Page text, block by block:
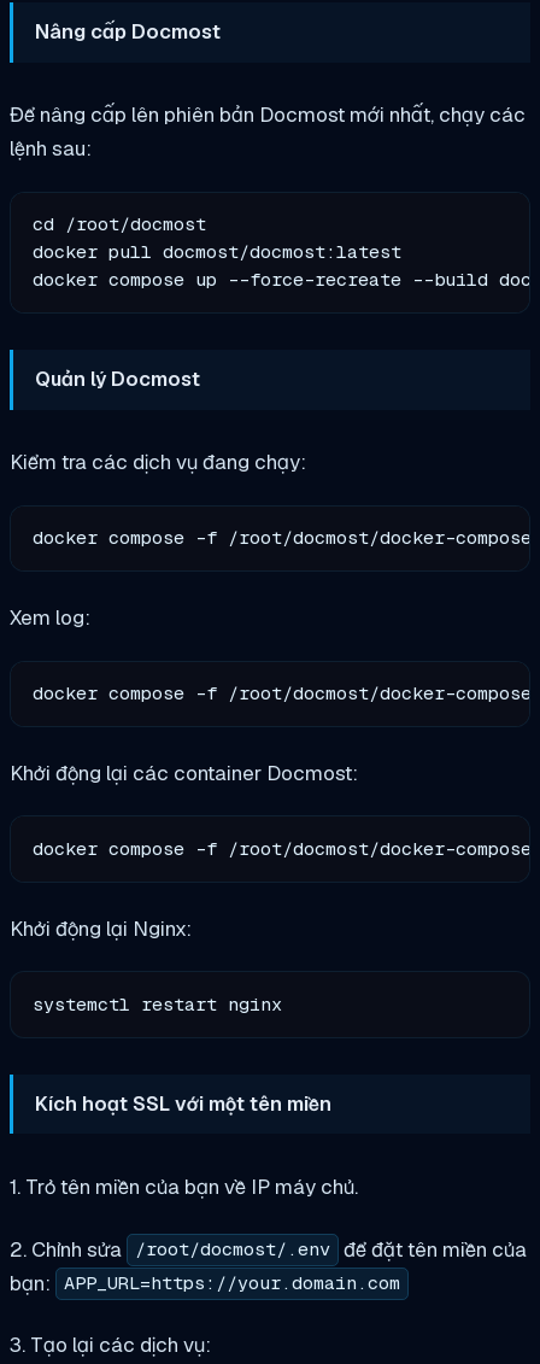
Nâng cấp Docmost
Để nâng cấp lên phiên bản Docmost mới nhất, chạy các
lệnh sau:
cd /root/docmost
docker pull docmost/docmost:latest
Quản lý Docmost
Kiểm tra các dịch vụ đang chạy:
Xem log:
Khởi động lại các container Docmost:
Khởi động lại Nginx:
Kích hoạt SSL với một tên miền
1. Trỏ tên miền của bạn về IP máy chủ.
2. Chỉnh sửa /root/docmost/.env để đặt tên miền của
bạn:
APP_URL=https://your.domain.com
3. Tạo lại các dịch vụ: